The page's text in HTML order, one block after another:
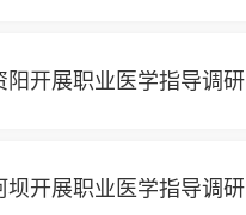
阳开展职业医学指导调研
坝开展职业医学指导调研